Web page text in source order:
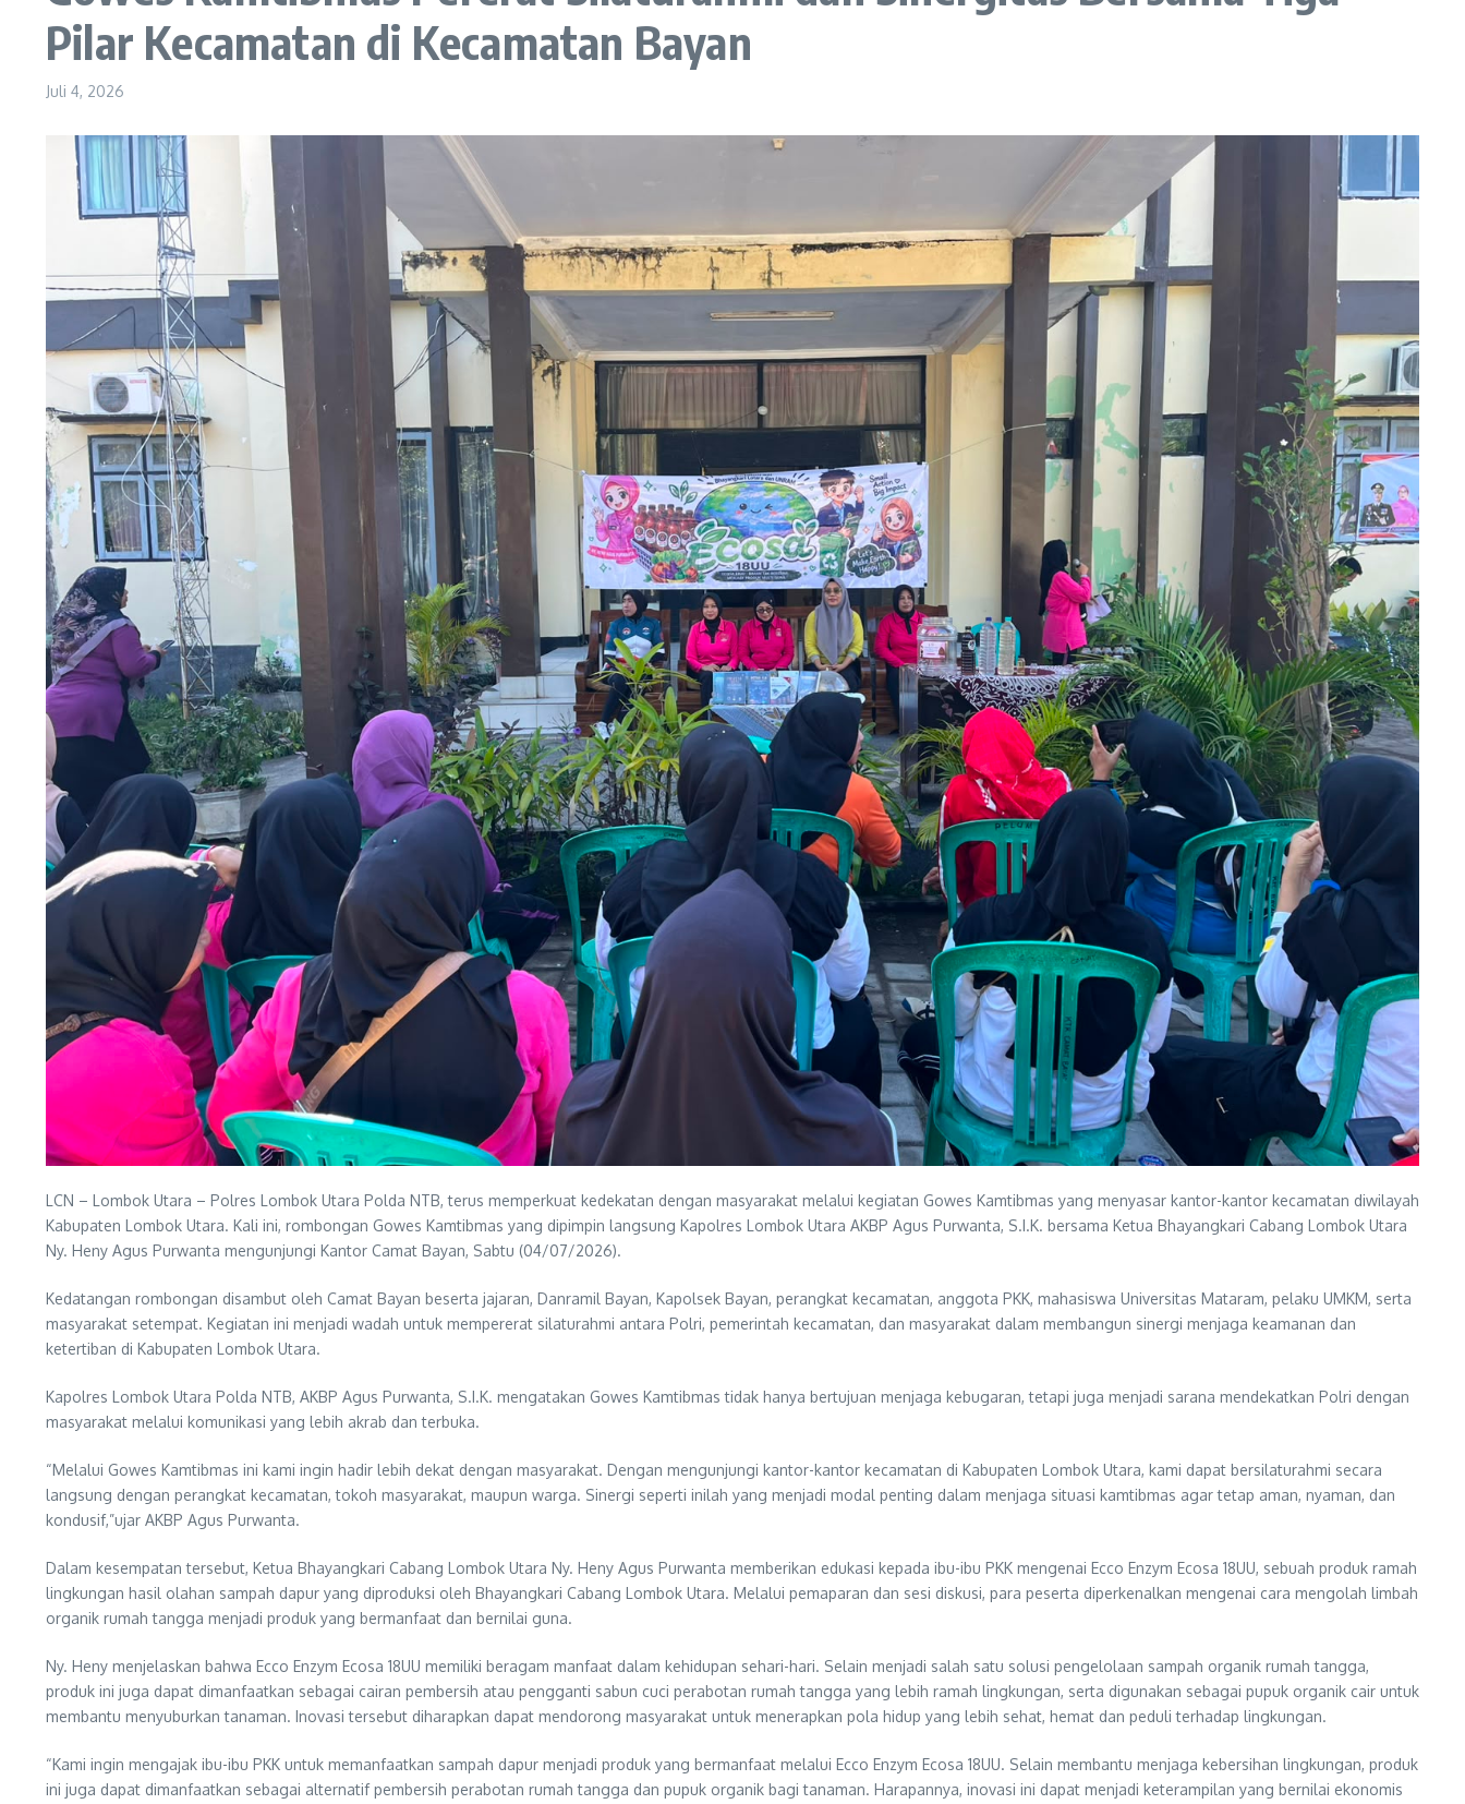
Pilar Kecamatan di Kecamatan Bayan
Juli 4, 2026
LCN – Lombok Utara – Polres Lombok Utara Polda NTB, terus memperkuat kedekatan dengan masyarakat melalui kegiatan Gowes Kamtibmas yang menyasar kantor-kantor kecamatan diwilayah
Kabupaten Lombok Utara. Kali ini, rombongan Gowes Kamtibmas yang dipimpin langsung Kapolres Lombok Utara AKBP Agus Purwanta, S.I.K. bersama Ketua Bhayangkari Cabang Lombok Utara
Ny. Heny Agus Purwanta mengunjungi Kantor Camat Bayan, Sabtu (04/07/2026).
Kedatangan rombongan disambut oleh Camat Bayan beserta jajaran, Danramil Bayan, Kapolsek Bayan, perangkat kecamatan, anggota PKK, mahasiswa Universitas Mataram, pelaku UMKM, serta
masyarakat setempat. Kegiatan ini menjadi wadah untuk mempererat silaturahmi antara Polri, pemerintah kecamatan, dan masyarakat dalam membangun sinergi menjaga keamanan dan
ketertiban di Kabupaten Lombok Utara.
Kapolres Lombok Utara Polda NTB, AKBP Agus Purwanta, S.I.K. mengatakan Gowes Kamtibmas tidak hanya bertujuan menjaga kebugaran, tetapi juga menjadi sarana mendekatkan Polri dengan
masyarakat melalui komunikasi yang lebih akrab dan terbuka.
“Melalui Gowes Kamtibmas ini kami ingin hadir lebih dekat dengan masyarakat. Dengan mengunjungi kantor-kantor kecamatan di Kabupaten Lombok Utara, kami dapat bersilaturahmi secara
langsung dengan perangkat kecamatan, tokoh masyarakat, maupun warga. Sinergi seperti inilah yang menjadi modal penting dalam menjaga situasi kamtibmas agar tetap aman, nyaman, dan
kondusif,”ujar AKBP Agus Purwanta.
Dalam kesempatan tersebut, Ketua Bhayangkari Cabang Lombok Utara Ny. Heny Agus Purwanta memberikan edukasi kepada ibu-ibu PKK mengenai Ecco Enzym Ecosa 18UU, sebuah produk ramah
lingkungan hasil olahan sampah dapur yang diproduksi oleh Bhayangkari Cabang Lombok Utara. Melalui pemaparan dan sesi diskusi, para peserta diperkenalkan mengenai cara mengolah limbah
organik rumah tangga menjadi produk yang bermanfaat dan bernilai guna.
Ny. Heny menjelaskan bahwa Ecco Enzym Ecosa 18UU memiliki beragam manfaat dalam kehidupan sehari-hari. Selain menjadi salah satu solusi pengelolaan sampah organik rumah tangga,
produk ini juga dapat dimanfaatkan sebagai cairan pembersih atau pengganti sabun cuci perabotan rumah tangga yang lebih ramah lingkungan, serta digunakan sebagai pupuk organik cair untuk
membantu menyuburkan tanaman. Inovasi tersebut diharapkan dapat mendorong masyarakat untuk menerapkan pola hidup yang lebih sehat, hemat dan peduli terhadap lingkungan.
“Kami ingin mengajak ibu-ibu PKK untuk memanfaatkan sampah dapur menjadi produk yang bermanfaat melalui Ecco Enzym Ecosa 18UU. Selain membantu menjaga kebersihan lingkungan, produk
ini juga dapat dimanfaatkan sebagai alternatif pembersih perabotan rumah tangga dan pupuk organik bagi tanaman. Harapannya, inovasi ini dapat menjadi keterampilan yang bernilai ekonomis